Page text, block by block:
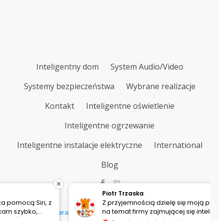
SECONDARYInteligentny dom
System Audio/Video
Systemy bezpieczeństwa
Wybrane realizacje
Kontakt
Inteligentne oświetlenie
Inteligentne ogrzewanie
Inteligentne instalacje elektryczne
International
Blog
Parallax Onepowered byWordPress
Z przyjemnością dzielę się moją pozytywną opinią
na temat firmy zajmującej się inteligentnymi